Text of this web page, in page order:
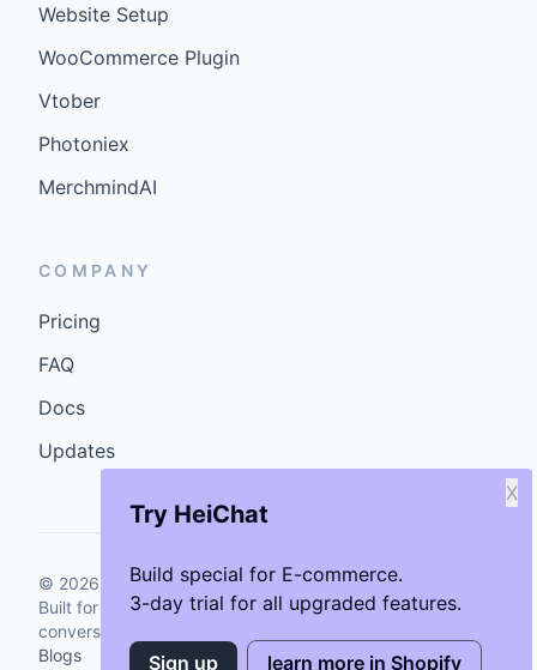
Try HeiChat
Build special for E-commerce.
3-day trial for all upgraded features.
X
Sign up learn more in Shopify
Website Setup
WooCommerce Plugin
Vtober
Photoniex
MerchmindAI
COMPANY
Pricing
FAQ
Docs
Updates
© 2026 GenCybers Inc. All rights reserved.
Built for storefronts that want faster answers and cleaner
conversions.
Blogs